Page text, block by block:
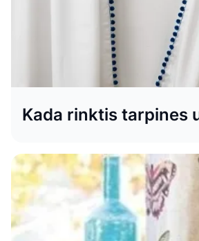
Kada rinktis tarpines